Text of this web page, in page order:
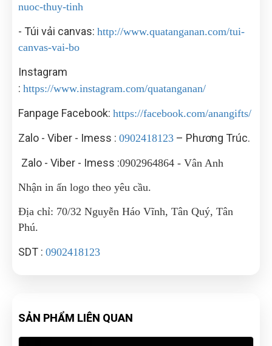
nuoc-thuy-tinh
- Túi vải canvas: http://www.quatanganan.com/tui-
canvas-vai-bo
Instagram
: https://www.instagram.com/quatanganan/
Fanpage Facebook: https://facebook.com/anangifts/
Zalo - Viber - Imess : 0902418123 – Phương Trúc.
Zalo - Viber - Imess :0902964864 - Vân Anh
Nhận in ấn logo theo yêu cầu.
Địa chỉ: 70/32 Nguyễn Háo Vĩnh, Tân Quý, Tân
Phú.
SDT : 0902418123
SẢN PHẨM LIÊN QUAN